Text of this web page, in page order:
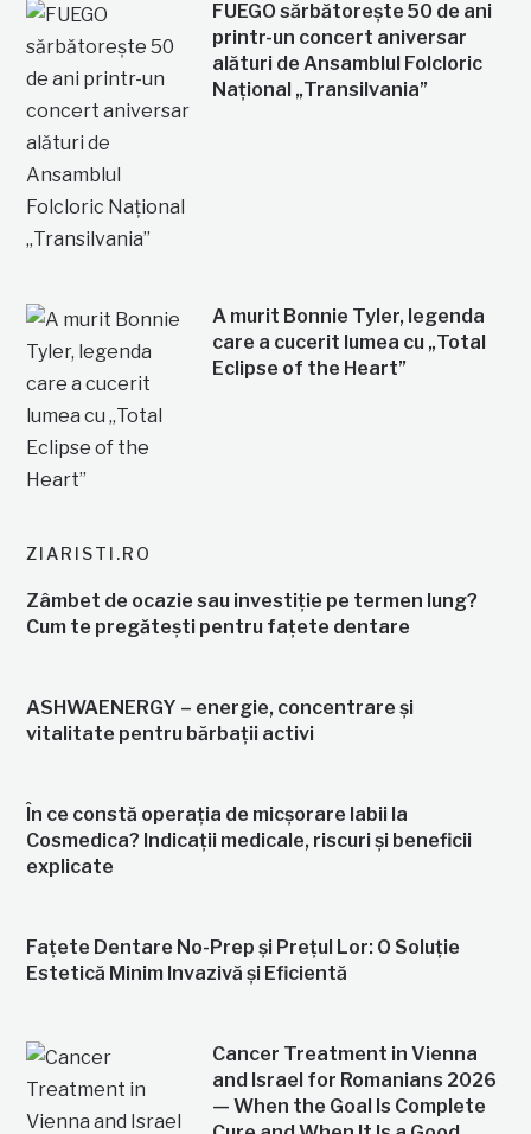
FUEGO sărbătorește 50 de ani
printr-un concert aniversar
alături de Ansamblul Folcloric
Național „Transilvania”
A murit Bonnie Tyler, legenda
care a cucerit lumea cu „Total
Eclipse of the Heart”
ZIARISTI.RO
Zâmbet de ocazie sau investiție pe termen lung?
Cum te pregătești pentru fațete dentare
ASHWAENERGY – energie, concentrare și
vitalitate pentru bărbații activi
În ce constă operația de micșorare labii la
Cosmedica? Indicații medicale, riscuri și beneficii
explicate
Fațete Dentare No-Prep și Prețul Lor: O Soluție
Estetică Minim Invazivă și Eficientă
Cancer Treatment in Vienna
and Israel for Romanians 2026
— When the Goal Is Complete